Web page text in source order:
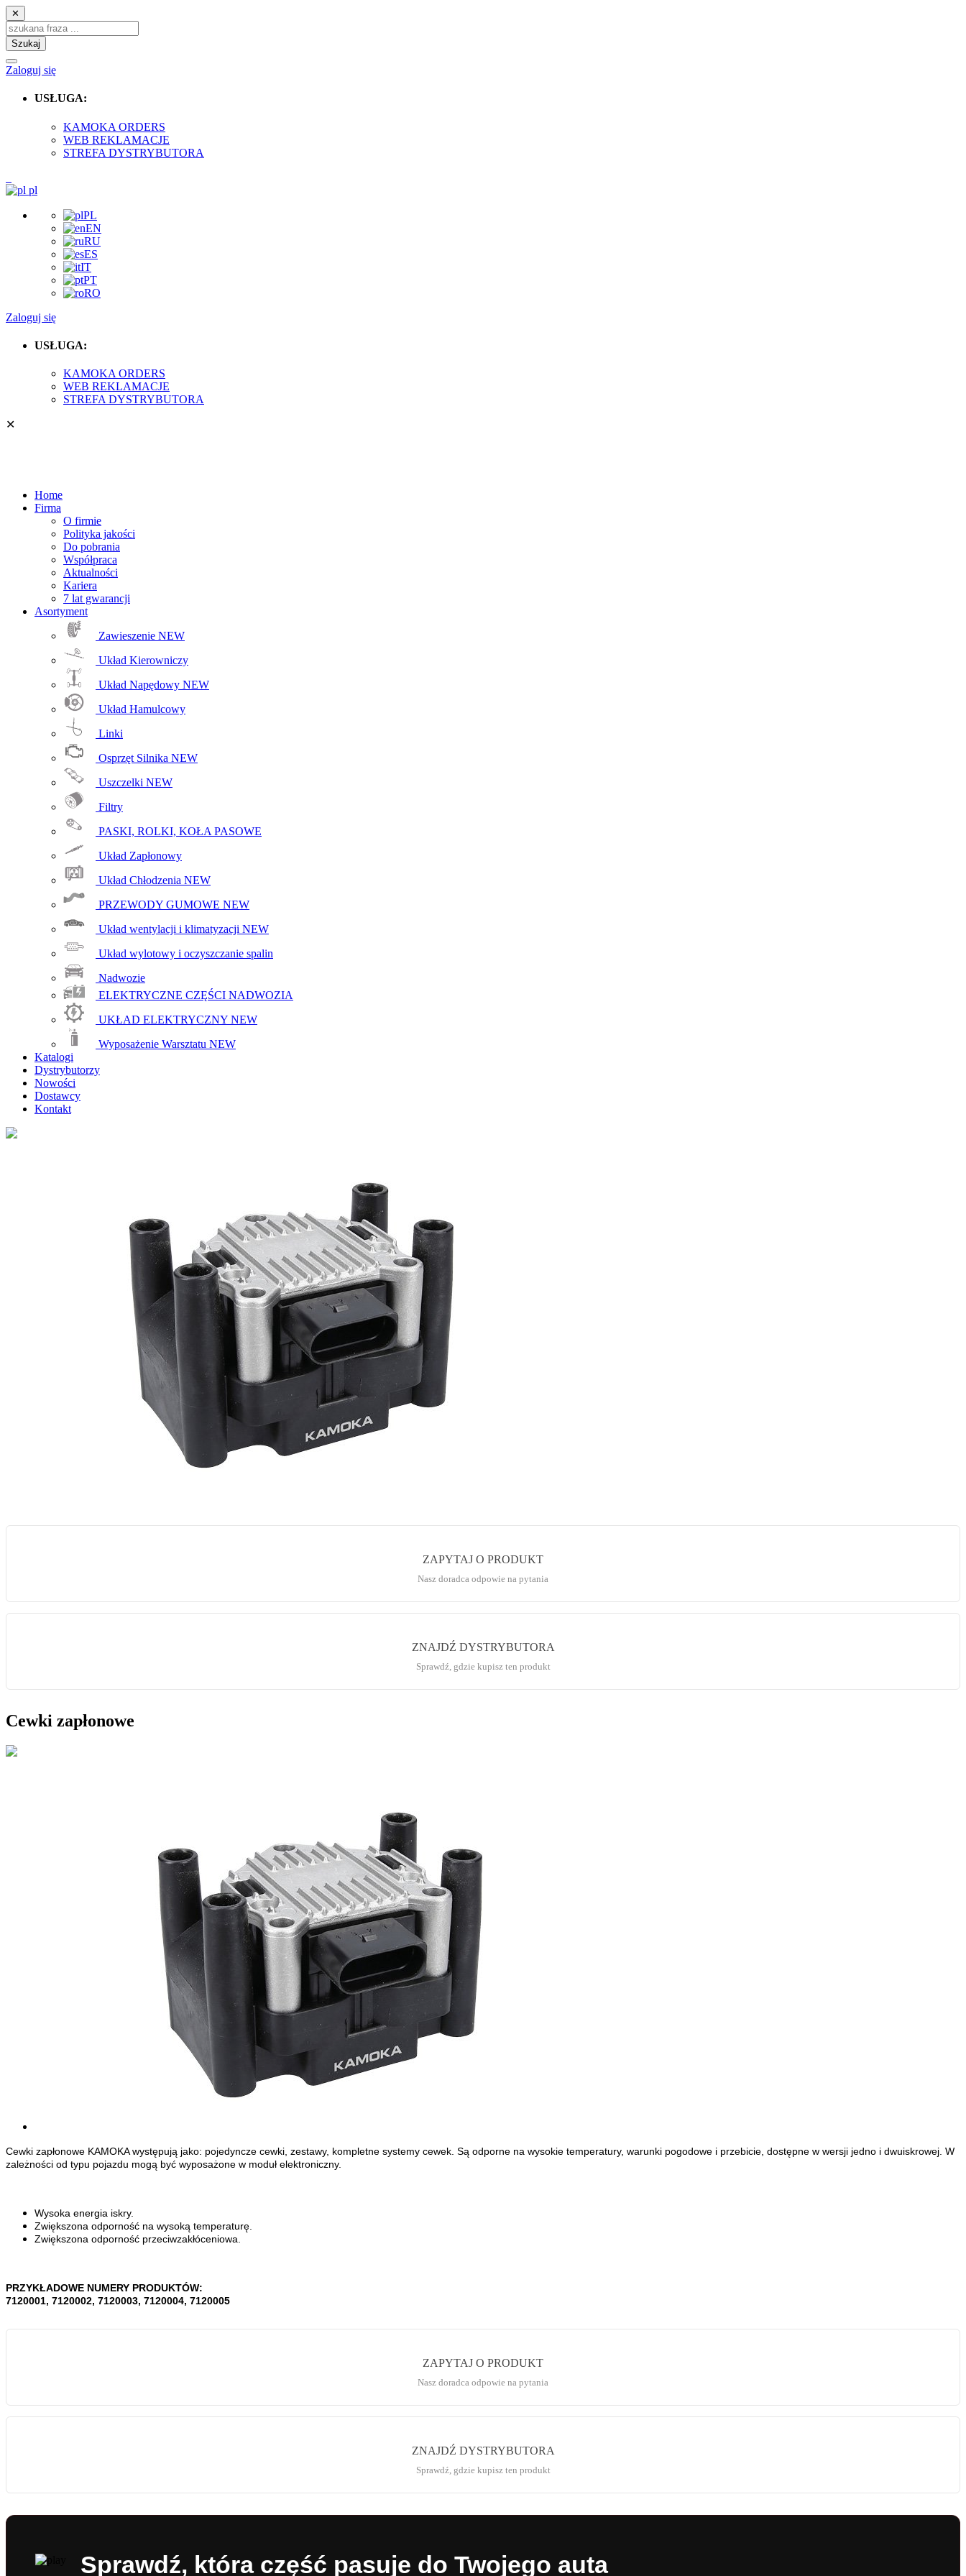
✕
Szukaj
Zaloguj się
USŁUGA:
KAMOKA ORDERS
WEB REKLAMACJE
STREFA DYSTRYBUTORA
pl
PL
EN
RU
ES
IT
PT
RO
Zaloguj się
USŁUGA:
KAMOKA ORDERS
WEB REKLAMACJE
STREFA DYSTRYBUTORA
✕
Home
Firma
O firmie
Polityka jakości
Do pobrania
Współpraca
Aktualności
Kariera
7 lat gwarancji
Asortyment
Zawieszenie NEW
Układ Kierowniczy
Układ Napędowy NEW
Układ Hamulcowy
Linki
Osprzęt Silnika NEW
Uszczelki NEW
Filtry
PASKI, ROLKI, KOŁA PASOWE
Układ Zapłonowy
Układ Chłodzenia NEW
PRZEWODY GUMOWE NEW
Układ wentylacji i klimatyzacji NEW
Układ wylotowy i oczyszczanie spalin
Nadwozie
ELEKTRYCZNE CZĘŚCI NADWOZIA
UKŁAD ELEKTRYCZNY NEW
Wyposażenie Warsztatu NEW
Katalogi
Dystrybutorzy
Nowości
Dostawcy
Kontakt
ZAPYTAJ O PRODUKT
Nasz doradca odpowie na pytania
ZNAJDŹ DYSTRYBUTORA
Sprawdź, gdzie kupisz ten produkt
Cewki zapłonowe
Cewki zapłonowe KAMOKA występują jako: pojedyncze cewki, zestawy, kompletne systemy cewek. Są odporne na wysokie temperatury, warunki pogodowe i przebicie, dostępne w wersji jedno i dwuiskrowej. W
zależności od typu pojazdu mogą być wyposażone w moduł elektroniczny.
Wysoka energia iskry.
Zwiększona odporność na wysoką temperaturę.
Zwiększona odporność przeciwzakłóceniowa.
PRZYKŁADOWE NUMERY PRODUKTÓW:
7120001, 7120002, 7120003, 7120004, 7120005
ZAPYTAJ O PRODUKT
Nasz doradca odpowie na pytania
ZNAJDŹ DYSTRYBUTORA
Sprawdź, gdzie kupisz ten produkt
Sprawdź, która część pasuje do Twojego auta